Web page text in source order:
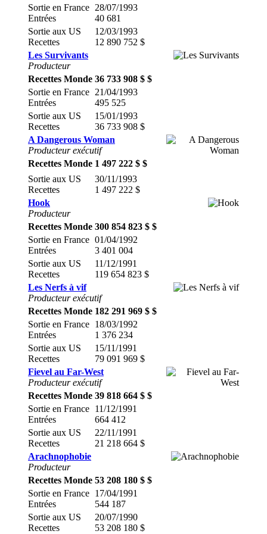
Sortie en France
Entrées
28/07/1993
40 681
Sortie aux US
Recettes
12/03/1993
12 890 752 $
Les Survivants
Producteur
Recettes Monde 36 733 908 $ $
Sortie en France
Entrées
21/04/1993
495 525
Sortie aux US
Recettes
15/01/1993
36 733 908 $
A Dangerous Woman
Producteur exécutif
Recettes Monde 1 497 222 $ $
Sortie aux US
Recettes
30/11/1993
1 497 222 $
Hook
Producteur
Recettes Monde 300 854 823 $ $
Sortie en France
Entrées
01/04/1992
3 401 004
Sortie aux US
Recettes
11/12/1991
119 654 823 $
Les Nerfs à vif
Producteur exécutif
Recettes Monde 182 291 969 $ $
Sortie en France
Entrées
18/03/1992
1 376 234
Sortie aux US
Recettes
15/11/1991
79 091 969 $
Fievel au Far-West
Producteur exécutif
Recettes Monde 39 818 664 $ $
Sortie en France
Entrées
11/12/1991
664 412
Sortie aux US
Recettes
22/11/1991
21 218 664 $
Arachnophobie
Producteur
Recettes Monde 53 208 180 $ $
Sortie en France
Entrées
17/04/1991
544 187
Sortie aux US
Recettes
20/07/1990
53 208 180 $